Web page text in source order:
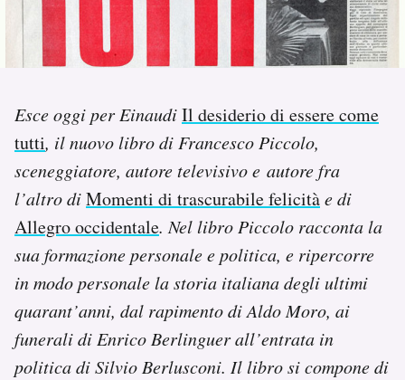
NEWSLETTER
SHOP
CALENDARIO
AREA PERSONALE
Newsletter
Notifiche mobile
Regala il Post
Esce oggi per EinaudiIl desiderio di essere come
tutti, il nuovo libro di Francesco Piccolo,
sceneggiatore, autore televisivo e autore fra
l’altro diMomenti di trascurabile felicitàe di
Allegro occidentale. Nel libro Piccolo racconta la
sua formazione personale e politica, e ripercorre
in modo personale la storia italiana degli ultimi
quarant’anni, dal rapimento di Aldo Moro, ai
funerali di Enrico Berlinguer all’entrata in
politica di Silvio Berlusconi. Il libro si compone di